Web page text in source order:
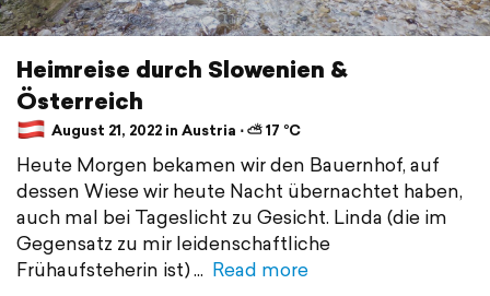
Heimreise durch Slowenien &
Österreich
August 21, 2022 in Austria ⋅ ⛅ 17 °C
Heute Morgen bekamen wir den Bauernhof, auf
dessen Wiese wir heute Nacht übernachtet haben,
auch mal bei Tageslicht zu Gesicht. Linda (die im
Gegensatz zu mir leidenschaftliche
Frühaufsteherin ist)
Read more